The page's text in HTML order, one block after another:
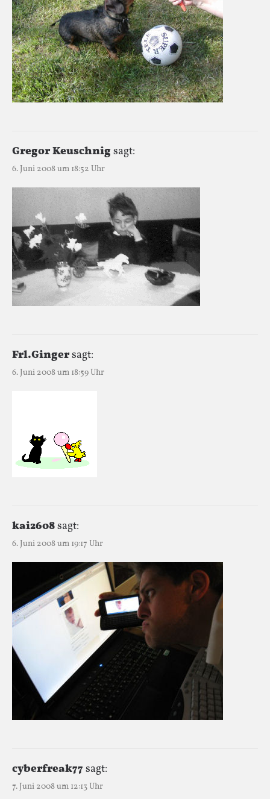
Gregor Keuschnigsagt:
6. Juni 2008 um 18:52 Uhr
Frl.Gingersagt:
6. Juni 2008 um 18:59 Uhr
kai2608sagt:
6. Juni 2008 um 19:17 Uhr
cyberfreak77 sagt:
7. Juni 2008 um 12:13 Uhr